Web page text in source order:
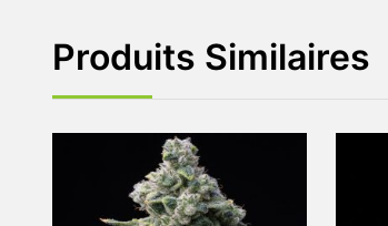
Produits Similaires